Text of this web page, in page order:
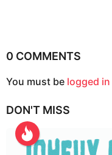
n
t
i
o
0 COMMENTS
You must be logged in
DON'T MISS